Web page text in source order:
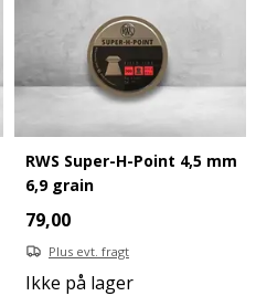
RWS Super-H-Point 4,5 mm
6,9 grain
79,00
Plus evt. fragt
Ikke på lager